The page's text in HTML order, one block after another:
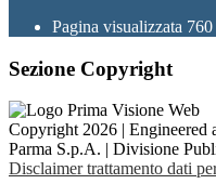
Pagina visualizzata 760
Sezione Copyright
Copyright 2026 | Engineered
Parma S.p.A. | Divisione
Disclaimer trattamento dati